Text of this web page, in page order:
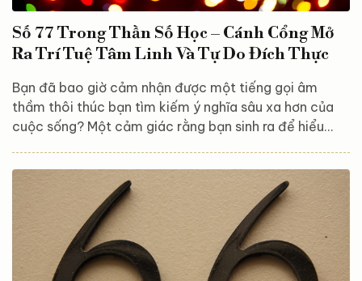
Số 77 Trong Thần Số Học – Cánh Cổng Mở
Ra Trí Tuệ Tâm Linh Và Tự Do Đích Thực
Bạn đã bao giờ cảm nhận được một tiếng gọi âm
thầm thôi thúc bạn tìm kiếm ý nghĩa sâu xa hơn của
cuộc sống? Một cảm giác rằng bạn sinh ra để hiểu
bạn – đó không phải là sự trùng hợp. Đó là tín hiệu từ
vũ trụ, mời gọi bạn bước vào hành trình khám phá trí
tuệ tâm linh và tự do đích thực – nơi bạn được là
chính mình,...